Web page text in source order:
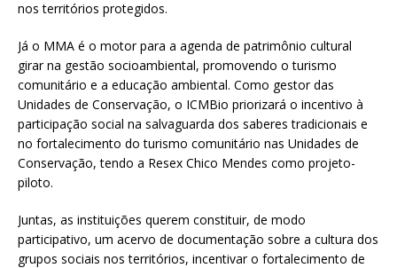
nos territórios protegidos.
Já o MMA é o motor para a agenda de patrimônio cultural
girar na gestão socioambiental, promovendo o turismo
comunitário e a educação ambiental. Como gestor das
Unidades de Conservação, o ICMBio priorizará o incentivo à
participação social na salvaguarda dos saberes tradicionais e
no fortalecimento do turismo comunitário nas Unidades de
Conservação, tendo a Resex Chico Mendes como projeto-
piloto.
Juntas, as instituições querem constituir, de modo
participativo, um acervo de documentação sobre a cultura dos
grupos sociais nos territórios, incentivar o fortalecimento de